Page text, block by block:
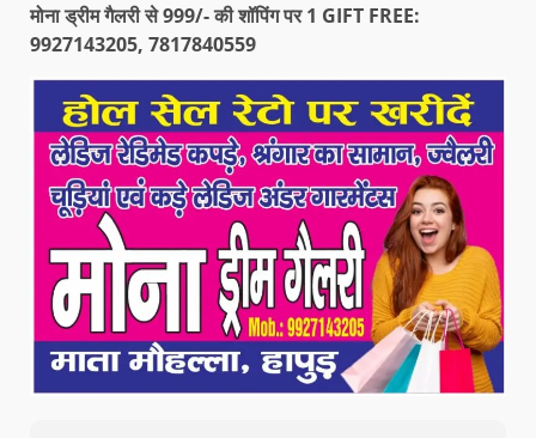
मोना ड्रीम गैलरी से 999/- की शॉपिंग पर 1 GIFT FREE:
9927143205, 7817840559